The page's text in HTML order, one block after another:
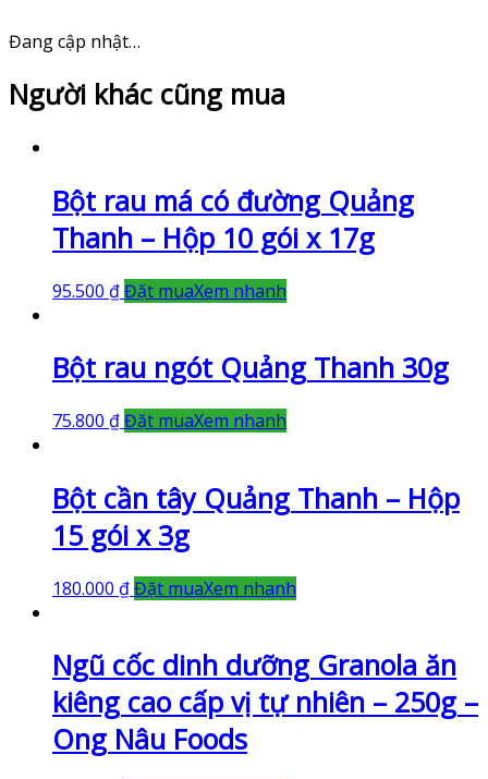
JUJUBE
250g
số
Đang cập nhật…
Người khác cũng mua
Bột rau má có đường Quảng
Thanh – Hộp 10 gói x 17g
95.500 ₫Đặt muaXem nhanh
Bột rau ngót Quảng Thanh 30g
75.800 ₫Đặt muaXem nhanh
Bột cần tây Quảng Thanh – Hộp
15 gói x 3g
180.000 ₫Đặt muaXem nhanh
Ngũ cốc dinh dưỡng Granola ăn
kiêng cao cấp vị tự nhiên – 250g –
Ong Nâu Foods